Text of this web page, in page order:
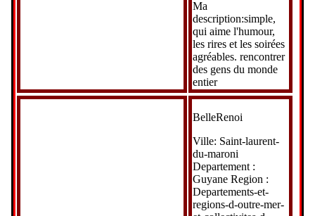
Ma
description:simple,
qui aime l'humour,
les rires et les soirées
agréables. rencontrer
des gens du monde
entier
BelleRenoi
Ville: Saint-laurent-
du-maroni
Departement :
Guyane Region :
Departements-et-
regions-d-outre-mer-